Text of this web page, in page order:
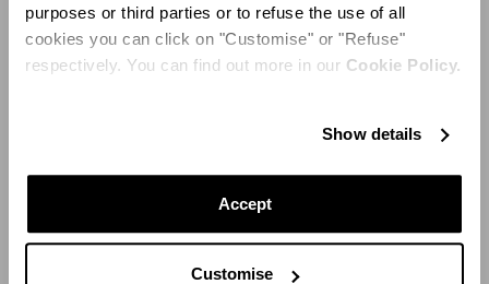
purposes or third parties or to refuse the use of all
cookies you can click on "Customise" or "Refuse"
respectively. You can find out more in our Cookie Policy.
Show details
Accept
Customise